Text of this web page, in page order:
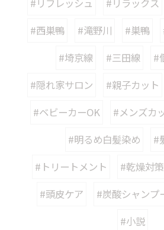
#リフレッシュ #リラックス
#西巣鴨
#滝野川 #巣鴨
#埼京線
#三田線
#
#隠れ家サロン
#親子カット
#ベビーカーOK
#メンズカ
#明るめ白髪染め
#
#トリートメント
#乾燥対策
#頭皮ケア
#炭酸シャンプ
#小説